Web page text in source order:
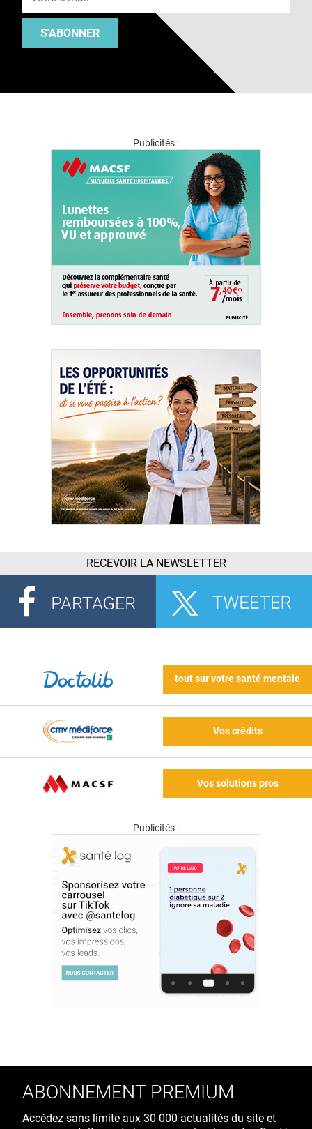
S'ABONNER
Publicités :
RECEVOIR LA NEWSLETTER
tout sur votre santé mentale
Vos crédits
Vos solutions pros
Publicités :
ABONNEMENT PREMIUM
Accédez sans limite aux 30 000 actualités du site et